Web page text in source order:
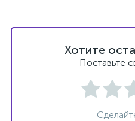
Хотите
Поставьте